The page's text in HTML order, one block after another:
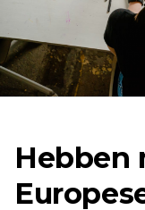
Hebben